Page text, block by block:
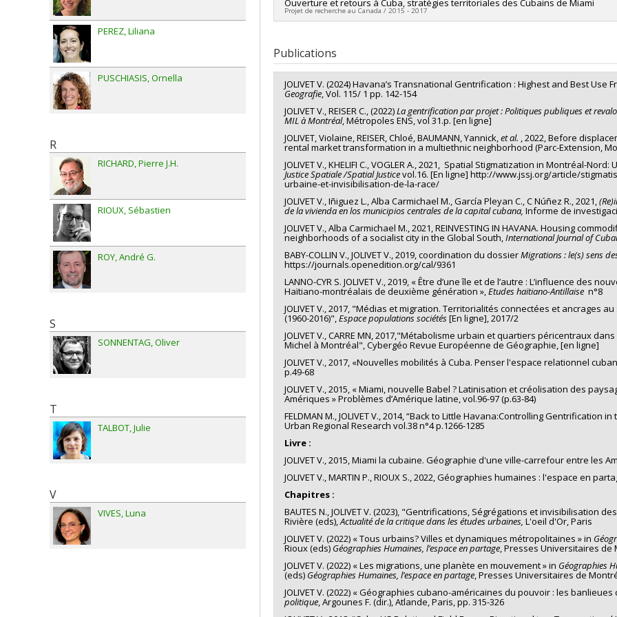
Grant programs:
Lead researcher :Violaine Jolivet
Funding sources: CRSH/Conseil de recherches en sciences humaines du Canada
Ouverture et retours à Cuba, stratégies territoriales des Cubains de Miami
Projet de recherche au Canada / 2015 - 2017
Funding sources:
Grant programs:PVX20020-Subvention institutionnelle du CRSH - Subventions
Publications
JOLIVET V. (2024) Havana’s Transnational Gentrification : Highest and Best Use
Geografie, Vol. 115/ 1 pp. 142-154
JOLIVET V., REISER C., (2022)La gentrification par projet : Politiques publiques et
MIL à Montréal, Métropoles ENS, vol 31.p. [en ligne]
JOLIVET, Violaine, REISER, Chloé, BAUMANN, Yannick,et al. , 2022, Before
rental market transformation in a multiethnic neighborhood (Parc-Extension,
JOLIVET V., KHELIFI C., VOGLER A., 2021, Spatial Stigmatization in Montréal-
Justice Spatiale /Spatial Justicevol.16. [En ligne] http://www.jssj.org/article/
urbaine-et-invisibilisation-de-la-race/
JOLIVET V., Iñiguez L., Alba Carmichael M., García Pleyan C., C Núñez R., 2021,
de la vivienda en los municipios centrales de la capital cubana, Informe de
JOLIVET V., Alba Carmichael M., 2021, REINVESTING IN HAVANA. Housing
neighborhoods of a socialist city in the Global South,International Journal of
BABY-COLLIN V., JOLIVET V., 2019, coordination du dossierMigrations : le(s) sens
https://journals.openedition.org/cal/9361
LANNO-CYR S. JOLIVET V., 2019, « Être d’une île et de l’autre : L’influence des
Haïtiano-montréalais de deuxième génération »,Etudes haïtiano-Antillaise n°8
JOLIVET V., 2017, "Médias et migration. Territorialités connectées et ancrages
(1960-2016)",Espace populations sociétés[En ligne], 2017/2
JOLIVET V., CARRE MN, 2017,"Métabolisme urbain et quartiers péricentraux
Michel à Montréal", Cybergéo Revue Européenne de Géographie, [en ligne]
JOLIVET V., 2017, «Nouvelles mobilités à Cuba. Penser l'espace relationnel
p.49-68
JOLIVET V., 2015, « Miami, nouvelle Babel ? Latinisation et créolisation des
Amériques » Problèmes d’Amérique latine, vol.96-97 (p.63-84)
FELDMAN M., JOLIVET V., 2014, “Back to Little Havana:Controlling
Urban Regional Research vol.38 n°4 p.1266-1285
Livre :
JOLIVET V., 2015, Miami la cubaine. Géographie d'une ville-carrefour entre les
JOLIVET V., MARTIN P., RIOUX S., 2022, Géographies humaines : l'espace en
Chapitres :
BAUTES N., JOLIVET V. (2023), "Gentrifications, Ségrégations et invisibilisation
Rivière (eds),Actualité de la critique dans les études urbaines, L'oeil d'Or, Paris
JOLIVET V. (2022) « Tous urbains? Villes et dynamiques métropolitaines » in
Rioux (eds) Géographies Humaines, l’espace en partage, Presses Universitaires de
JOLIVET V. (2022) « Les migrations, une planète en mouvement » in Géographies
(eds) Géographies Humaines, l’espace en partage, Presses Universitaires de
JOLIVET V. (2022) « Géographies cubano-américaines du pouvoir : les
politique, Argounes F. (dir.), Atlande, Paris, pp. 315-326
PEREZ Liliana
PUSCHIASIS Ornella
R
RICHARD Pierre J.H.
RIOUX Sébastien
ROY André G.
S
SONNENTAG Oliver
T
TALBOT Julie
V
VIVES Luna